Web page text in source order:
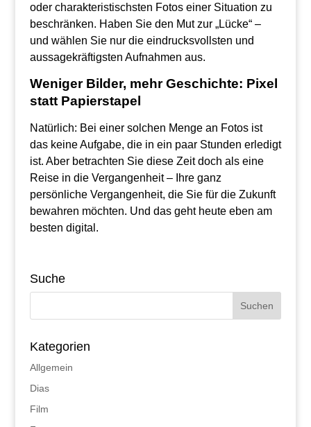
oder charakteristischsten Fotos einer Situation zu
beschränken. Haben Sie den Mut zur „Lücke“ –
und wählen Sie nur die eindrucksvollsten und
aussagekräftigsten Aufnahmen aus.
Weniger Bilder, mehr Geschichte: Pixel
statt Papierstapel
Natürlich: Bei einer solchen Menge an Fotos ist
das keine Aufgabe, die in ein paar Stunden erledigt
ist. Aber betrachten Sie diese Zeit doch als eine
Reise in die Vergangenheit – Ihre ganz
persönliche Vergangenheit, die Sie für die Zukunft
bewahren möchten. Und das geht heute eben am
besten digital.
Suche
Kategorien
Allgemein
Dias
Film